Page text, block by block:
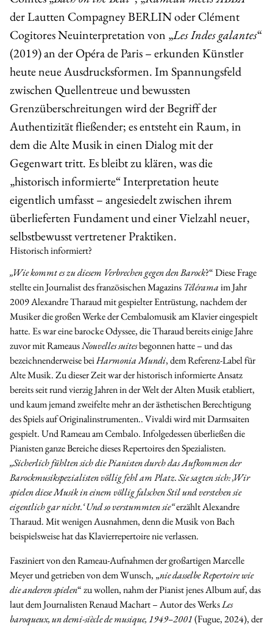
der Lautten Compagney BERLIN oder Clément
Cogitores Neuinterpretation von „Les Indes galantes“
(2019) an der Opéra de Paris – erkunden Künstler
heute neue Ausdrucksformen. Im Spannungsfeld
zwischen Quellentreue und bewussten
Grenzüberschreitungen wird der Begriff der
Authentizität fließender; es entsteht ein Raum, in
dem die Alte Musik in einen Dialog mit der
Gegenwart tritt. Es bleibt zu klären, was die
„historisch informierte“ Interpretation heute
eigentlich umfasst – angesiedelt zwischen ihrem
überlieferten Fundament und einer Vielzahl neuer,
selbstbewusst vertretener Praktiken.
Historisch informiert?
„Wie kommt es zu diesem Verbrechen gegen den Barock?“ Diese Frage
stellte ein Journalist des französischen Magazins Téléramaim Jahr
2009 Alexandre Tharaud mit gespielter Entrüstung, nachdem der
Musiker die großen Werke der Cembalomusik am Klavier eingespielt
hatte. Es war eine barocke Odyssee, die Tharaud bereits einige Jahre
zuvor mit RameausNouvelles suitesbegonnen hatte – und das
bezeichnenderweise beiHarmonia Mundi, dem Referenz-Label für
Alte Musik. Zu dieser Zeit war der historisch informierte Ansatz
bereits seit rund vierzig Jahren in der Welt der Alten Musik etabliert,
und kaum jemand zweifelte mehr an der ästhetischen Berechtigung
des Spiels auf Originalinstrumenten.. Vivaldi wird mit Darmsaiten
gespielt. Und Rameau am Cembalo. Infolgedessen überließen die
Pianisten ganze Bereiche dieses Repertoires den Spezialisten.
„Sicherlich fühlten sich die Pianisten durch das Aufkommen der
Barockmusikspezialisten völlig fehl am Platz. Sie sagten sich: ‚Wir
spielen diese Musik in einem völlig falschen Stil und verstehen sie
eigentlich gar nicht.‘ Und so verstummten sie“erzählt Alexandre
Tharaud. Mit wenigen Ausnahmen, denn die Musik von Bach
beispielsweise hat das Klavierrepertoire nie verlassen.
Fasziniert von den Rameau-Aufnahmen der großartigen Marcelle
Meyer und getrieben von dem Wunsch, „nie dasselbe Repertoire wie
die anderen spielen“ zu wollen, nahm der Pianist jenes Album auf, das
laut dem Journalisten Renaud Machart – Autor des WerksLes
baroqueux, un demi-siècle de musique, 1949–2001(Fugue, 2024), der